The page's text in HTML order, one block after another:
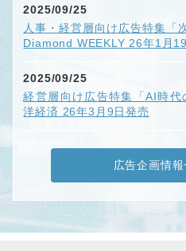
2025/09/25
人事・経営層向け広告特集「
Diamond WEEKLY 26年1月
2025/09/25
経営層向け広告特集「AI時
洋経済 26年3月9日発売
広告企画情